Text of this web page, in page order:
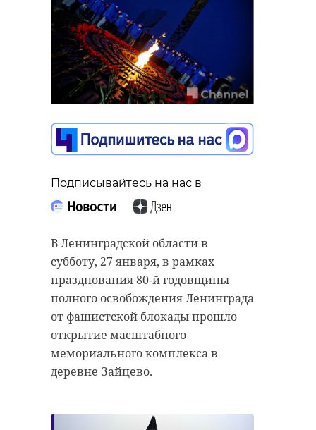
Подписывайтесь на нас в
В Ленинградской области в
субботу, 27 января, в рамках
празднования 80-й годовщины
полного освобождения Ленинграда
от фашистской блокады прошло
открытие масштабного
мемориального комплекса в
деревне Зайцево.